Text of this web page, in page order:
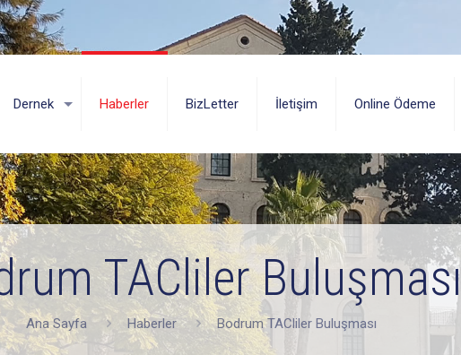
Dernek Haberler BizLetter İletişim Online Ödeme
TACliler Buluşması
Ana Sayfa Haberler Bodrum TACliler Buluşması